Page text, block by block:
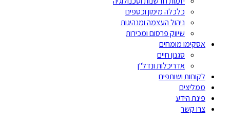
כלכלה מימון וכספים
ניהול העצמה ומנהיגות
שיווק פרסום ומכירות
אסקימו מומחים
סגנון חיים
אדריכלות ונדל"ן
לקוחות ושותפים
ממליצים
פינת הידע
צרו קשר